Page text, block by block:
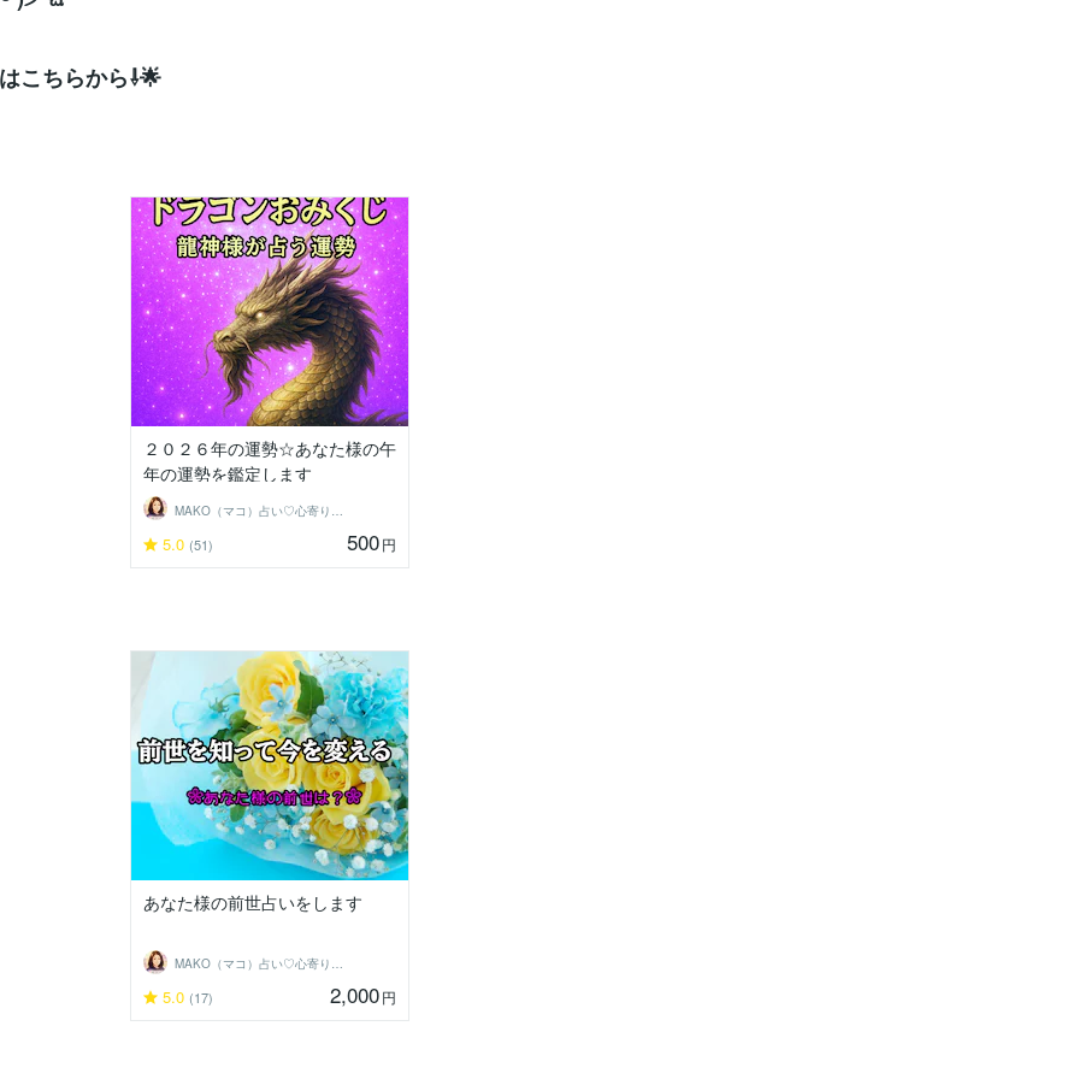
こちらから⇩🌟
２０２６年の運勢☆あなた様の午
年の運勢を鑑定します
5.0 (51) 500円
あなた様の前世占いをします
MAKO（マコ）占い♡心寄り添うヒーラー
5.0 (17) 2,000円